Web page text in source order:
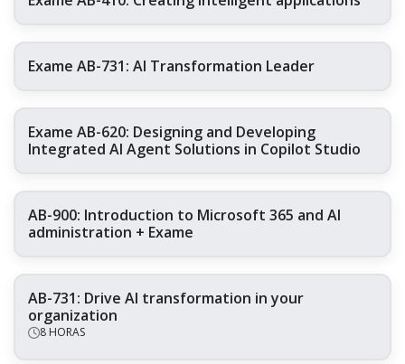
Exame AB-731: AI Transformation Leader
Exame AB-620: Designing and Developing
Integrated AI Agent Solutions in Copilot Studio
AB-900: Introduction to Microsoft 365 and AI
administration + Exame
AB-731: Drive AI transformation in your
organization
8 HORAS